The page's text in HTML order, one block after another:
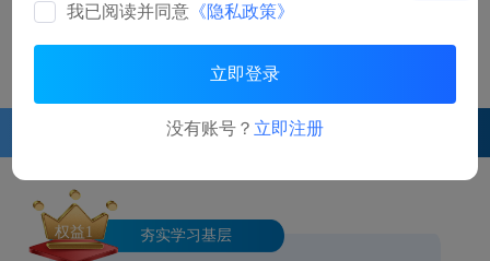
服务及解决方案
离/在岸结汇优惠政策
三大核心学习权益 六大核心课程 赢在职场第一步
夯实学习基层
权益1
我已阅读并同意 《隐私政策》
立即登录
没有账号？ 立即注册